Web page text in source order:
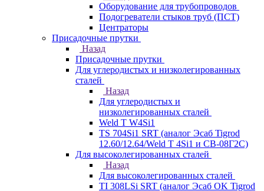
Оборудование для трубопроводов
Подогреватели стыков труб (ПСТ)
Центраторы
Присадочные прутки
Назад
Присадочные прутки
Для углеродистых и низколегированных
сталей
Назад
Для углеродистых и
низколегированных сталей
Weld T W4Si1
TS 704Si1 SRT (аналог Эсаб Tigrod
12.60/12.64/Weld T 4Si1 и СВ-08Г2С)
Для высоколегированных сталей
Назад
Для высоколегированных сталей
TI 308LSi SRT (аналог Эсаб OK Tigrod